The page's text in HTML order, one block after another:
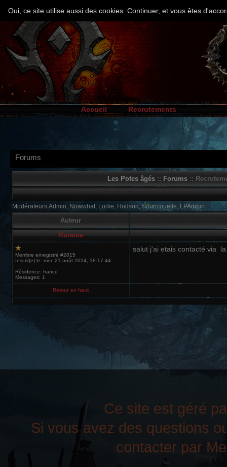
Accueil Recrutements
Forums
Les Potes âgés:: Forums::
Modérateurs:Admin, Nowwhat, Ludie, Hudson, Souricouette, LPAdmin
Auteur
Kurama
Membre enregistré #2015
Inscrit(e) le: mer. 21 août 2024, 18:17:44
Résidence: france
Messages: 1
salut j'ai etais contacté via
Retour en haut
Ce site est géré
Si vous avez des questions
contacter par
Oui, ce site utilise aussi des cookies. Continuer, et vous êtes